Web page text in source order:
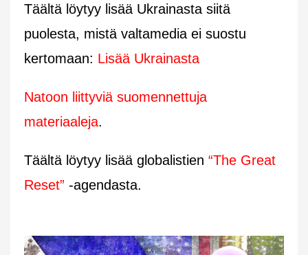
Täältä löytyy lisää Ukrainasta siitä
puolesta, mistä valtamedia ei suostu
kertomaan: Lisää Ukrainasta
Natoon liittyviä suomennettuja
materiaaleja.
Täältä löytyy lisää globalistien “The Great
Reset” -agendasta.